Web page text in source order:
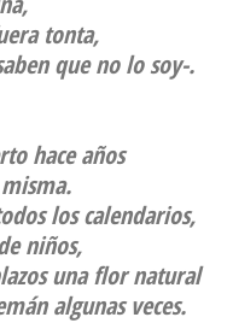
tonta,
que no lo soy-.
hace años
los calendarios,
niños,
una flor natural
algunas veces.